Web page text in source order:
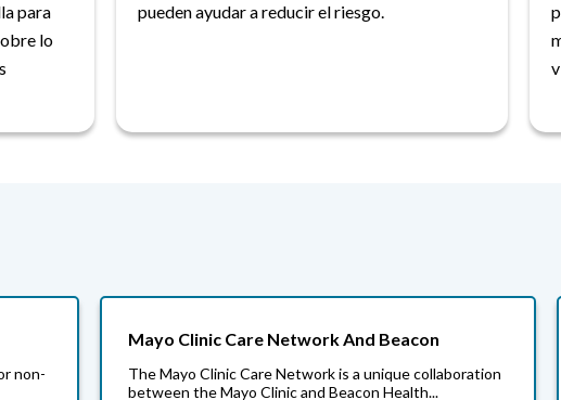
para
lo
pueden ayudar a reducir el riesgo.
non-
Mayo Clinic Care Network And Beacon
The Mayo Clinic Care Network is a unique collaboration
between the Mayo Clinic and Beacon Health...